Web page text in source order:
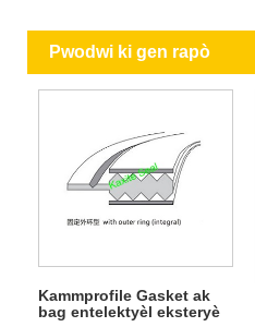
Pwodwi ki gen rapò
Kammprofile Gasket ak
bag entelektyèl eksteryè